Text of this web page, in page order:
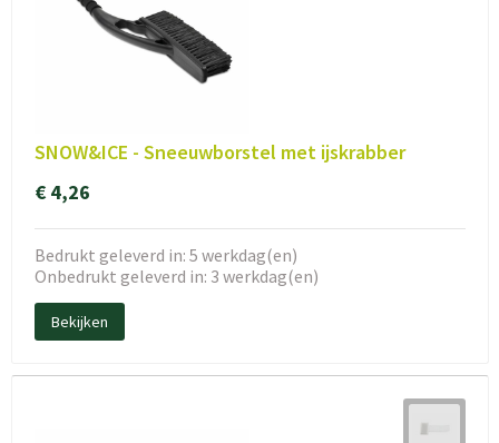
SNOW&ICE - Sneeuwborstel met ijskrabber
€ 4,26
Bedrukt geleverd in: 5 werkdag(en)
Onbedrukt geleverd in: 3 werkdag(en)
Bekijken